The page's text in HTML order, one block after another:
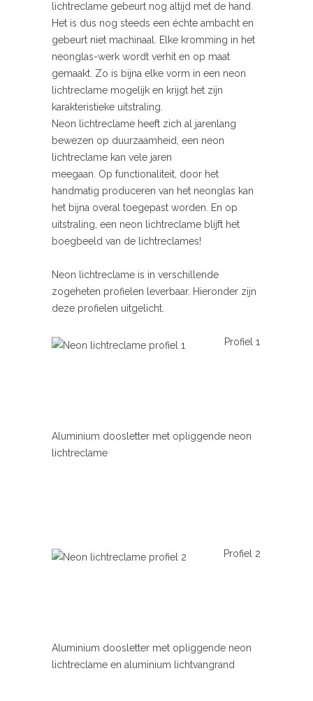
lichtreclame gebeurt nog altijd met de hand.
Het is dus nog steeds een échte ambacht en
gebeurt niet machinaal. Elke kromming in het
neonglas-werk wordt verhit en op maat
gemaakt. Zo is bijna elke vorm in een neon
lichtreclame mogelijk en krijgt het zijn
karakteristieke uitstraling.
Neon lichtreclame heeft zich al jarenlang
bewezen op duurzaamheid, een neon
lichtreclame kan vele jaren
meegaan. Op functionaliteit, door het
handmatig produceren van het neonglas kan
het bijna overal toegepast worden. En op
uitstraling, een neon lichtreclame blijft het
boegbeeld van de lichtreclames!
Neon lichtreclame is in verschillende
zogeheten profielen leverbaar. Hieronder zijn
deze profielen uitgelicht.
Profiel 1
Aluminium doosletter met opliggende neon
lichtreclame
Profiel 2
Aluminium doosletter met opliggende neon
lichtreclame en aluminium lichtvangrand